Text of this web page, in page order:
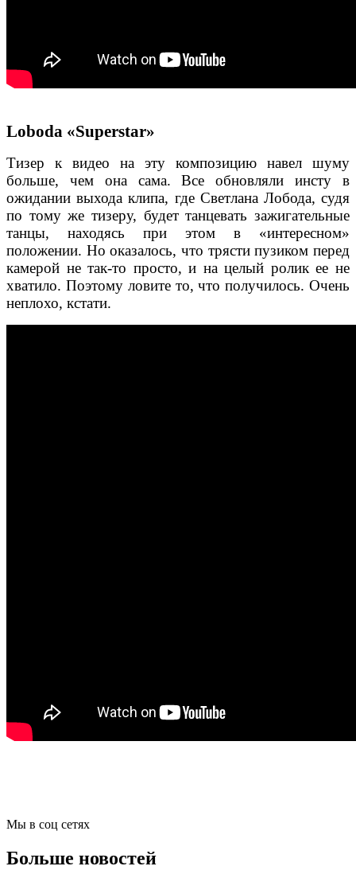
Loboda «Superstar»
Тизер к видео на эту композицию навел шуму
больше, чем она сама. Все обновляли инсту в
ожидании выхода клипа, где Светлана Лобода, судя
по тому же тизеру, будет танцевать зажигательные
танцы, находясь при этом в «интересном»
положении. Но оказалось, что трясти пузиком перед
камерой не так-то просто, и на целый ролик ее не
хватило. Поэтому ловите то, что получилось. Очень
неплохо, кстати.
Мы в соц сетях
Больше новостей